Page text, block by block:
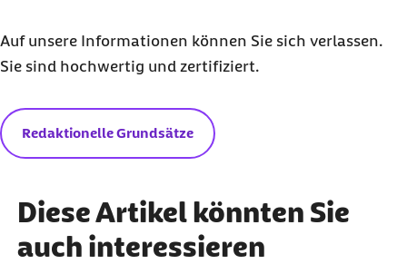
Auf unsere Informationen können Sie sich verlassen.
Sie sind hochwertig und zertifiziert.
Redaktionelle Grundsätze
Diese Artikel könnten Sie
auch interessieren